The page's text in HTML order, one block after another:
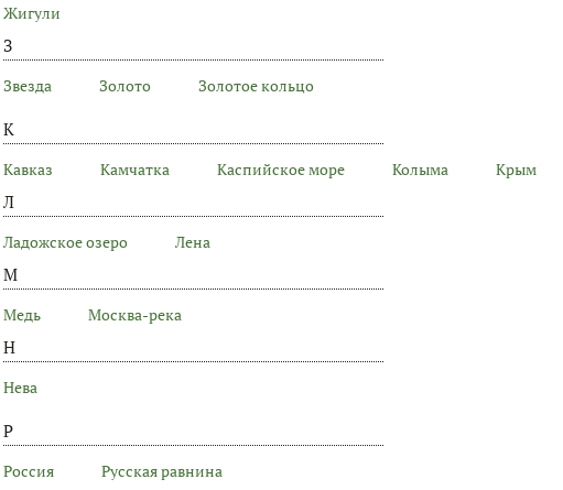
Жигули
З
Звезда Золото Золотое кольцо
К
Кавказ Камчатка Каспийское море Колыма Крым
Л
Ладожское озеро Лена
М
Медь Москва-река
Н
Нева
Р
Россия Русская равнина